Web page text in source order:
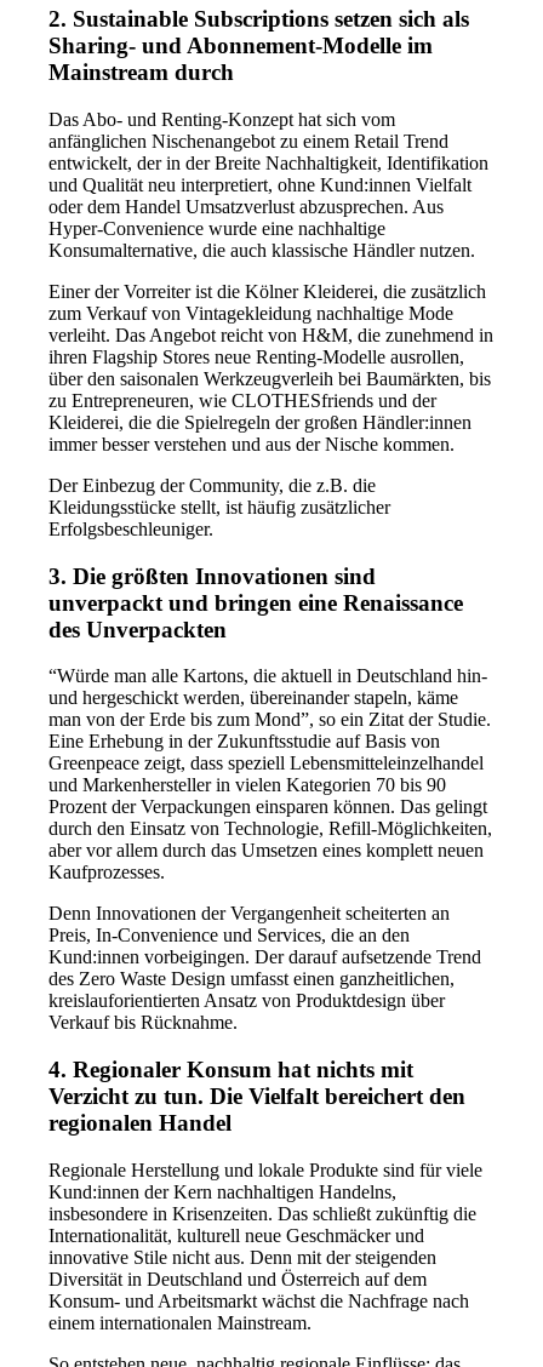
2. Sustainable Subscriptions setzen sich als
Sharing- und Abonnement-Modelle im
Mainstream durch
Das Abo- und Renting-Konzept hat sich vom
anfänglichen Nischenangebot zu einem Retail Trend
entwickelt, der in der Breite Nachhaltigkeit, Identifikation
und Qualität neu interpretiert, ohne Kund:innen Vielfalt
oder dem Handel Umsatzverlust abzusprechen. Aus
Hyper-Convenience wurde eine nachhaltige
Konsumalternative, die auch klassische Händler nutzen.
Einer der Vorreiter ist die Kölner Kleiderei, die zusätzlich
zum Verkauf von Vintagekleidung nachhaltige Mode
verleiht. Das Angebot reicht von H&M, die zunehmend in
ihren Flagship Stores neue Renting-Modelle ausrollen,
über den saisonalen Werkzeugverleih bei Baumärkten, bis
zu Entrepreneuren, wie CLOTHESfriends und der
Kleiderei, die die Spielregeln der großen Händler:innen
immer besser verstehen und aus der Nische kommen.
Der Einbezug der Community, die z.B. die
Kleidungsstücke stellt, ist häufig zusätzlicher
Erfolgsbeschleuniger.
3. Die größten Innovationen sind
unverpackt und bringen eine Renaissance
des Unverpackten
“Würde man alle Kartons, die aktuell in Deutschland hin-
und hergeschickt werden, übereinander stapeln, käme
man von der Erde bis zum Mond”, so ein Zitat der Studie.
Eine Erhebung in der Zukunftsstudie auf Basis von
Greenpeace zeigt, dass speziell Lebensmitteleinzelhandel
und Markenhersteller in vielen Kategorien 70 bis 90
Prozent der Verpackungen einsparen können. Das gelingt
durch den Einsatz von Technologie, Refill-Möglichkeiten,
aber vor allem durch das Umsetzen eines komplett neuen
Kaufprozesses.
Denn Innovationen der Vergangenheit scheiterten an
Preis, In-Convenience und Services, die an den
Kund:innen vorbeigingen. Der darauf aufsetzende Trend
des Zero Waste Design umfasst einen ganzheitlichen,
kreislauforientierten Ansatz von Produktdesign über
Verkauf bis Rücknahme.
4. Regionaler Konsum hat nichts mit
Verzicht zu tun. Die Vielfalt bereichert den
regionalen Handel
Regionale Herstellung und lokale Produkte sind für viele
Kund:innen der Kern nachhaltigen Handelns,
insbesondere in Krisenzeiten. Das schließt zukünftig die
Internationalität, kulturell neue Geschmäcker und
innovative Stile nicht aus. Denn mit der steigenden
Diversität in Deutschland und Österreich auf dem
Konsum- und Arbeitsmarkt wächst die Nachfrage nach
einem internationalen Mainstream.